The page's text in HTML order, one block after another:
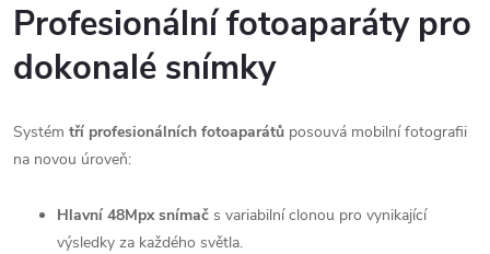
Profesionální fotoaparáty pro
dokonalé snímky
Systém tří profesionálních fotoaparátů posouvá mobilní fotografii
na novou úroveň:
Hlavní 48Mpx snímač s variabilní clonou pro vynikající
výsledky za každého světla.